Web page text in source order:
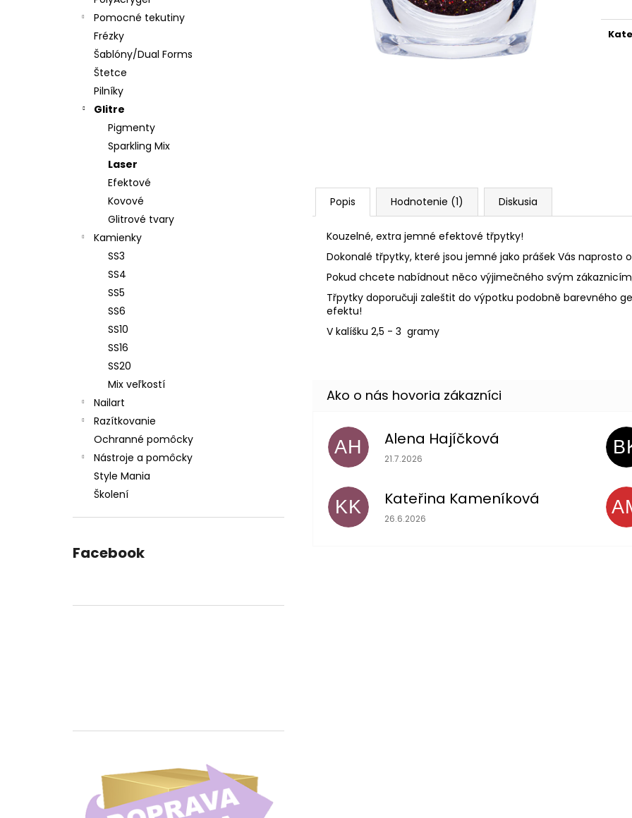
Pomocné tekutiny
Frézky
Šablóny/Dual Forms
Štetce
Pilníky
Glitre
Pigmenty
Sparkling Mix
Laser
Efektové
Kovové
Glitrové tvary
Kamienky
SS3
SS4
SS5
SS6
SS10
SS16
SS20
Mix veľkostí
Nailart
Razítkovanie
Ochranné pomôcky
Nástroje a pomôcky
Style Mania
Školení
Facebook
Popis Hodnotenie (1) Diskusia
Kouzelné, extra jemné efektové třpytky!
Dokonalé třpytky, které jsou jemné jako prášek Vás naprosto
Pokud chcete nabídnout něco výjimečného svým
Třpytky doporučuji zaleštit do výpotku podobně barevného
efektu!
V kalíšku 2,5 - 3 gramy
AH Alena Hajíčková
Hodnotenie obchodu je 5 z 5 hviezdičiek.
21.7.2026
KK Kateřina Kameníková
Hodnotenie obchodu je 5 z 5 hviezdičiek.
26.6.2026
PENOVÝ PILNÍK HALFMOON 120/180 1KS
€1,60
PILNÍK HALFMOON 100/180 1KS